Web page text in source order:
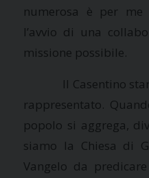
numerosa è per me
l’avvio di una
missione possibile.
Il Casentino
rappresentato.
popolo si aggrega,
siamo la Chiesa di
Vangelo da